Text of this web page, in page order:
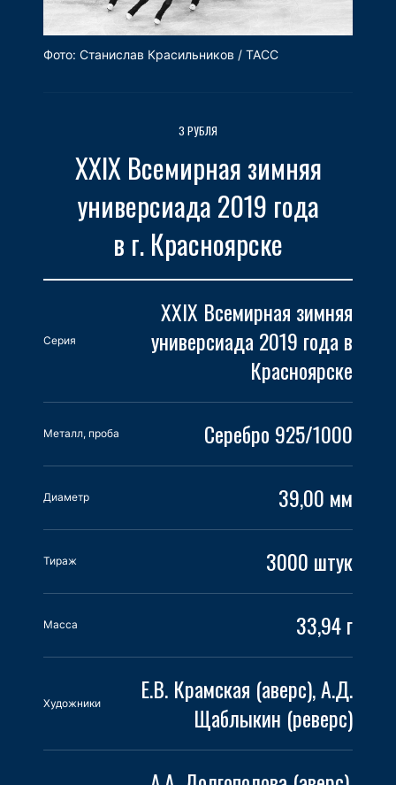
Фото: Станислав Красильников / ТАСС
3 РУБЛЯ
ХХIХ Всемирная зимняя
универсиада 2019 года
в г. Красноярске
Серия
XXIX Всемирная зимняя
универсиада 2019 года в
Красноярске
Металл, проба Серебро 925/1000
Диаметр 39,00 мм
Тираж 3000 штук
Масса 33,94 г
Художники
Е.В. Крамская (аверс), А.Д.
Щаблыкин (реверс)